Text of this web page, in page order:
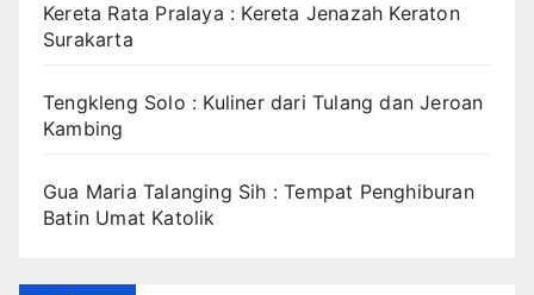
Kereta Rata Pralaya : Kereta Jenazah Keraton
Surakarta
Tengkleng Solo : Kuliner dari Tulang dan Jeroan
Kambing
Gua Maria Talanging Sih : Tempat Penghiburan
Batin Umat Katolik